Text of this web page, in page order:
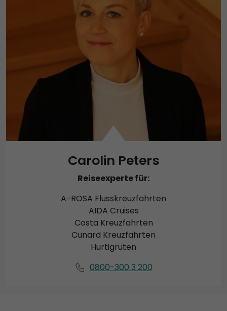
Carolin Peters
Reiseexperte für:
A-ROSA Flusskreuzfahrten
AIDA Cruises
Costa Kreuzfahrten
Cunard Kreuzfahrten
Hurtigruten
0800-300 3 200